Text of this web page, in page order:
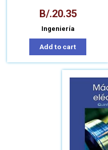
DEL TRABAJO
B/.20.35
Ingeniería
Add to cart